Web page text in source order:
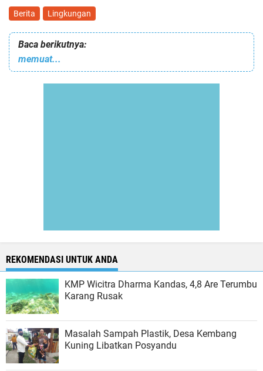
Berita Lingkungan
Baca berikutnya:
memuat...
REKOMENDASI UNTUK ANDA
KMP Wicitra Dharma Kandas, 4,8 Are Terumbu
Karang Rusak
Masalah Sampah Plastik, Desa Kembang
Kuning Libatkan Posyandu